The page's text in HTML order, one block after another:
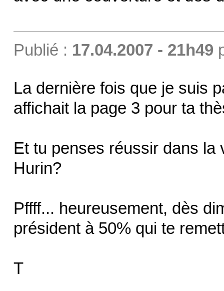
Publié : 17.04.2007 - 21h49
La dernière fois que je suis
affichait la page 3 pour ta
Et tu penses réussir dans la
Hurin?
Pffff... heureusement, dès
président à 50% qui te
T